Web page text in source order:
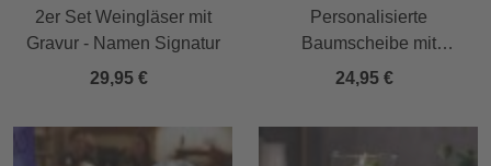
2er Set Weingläser mit
Gravur - Namen Signatur
29,95 €
Personalisierte
Baumscheibe mit
Namensgravur -
24,95 €